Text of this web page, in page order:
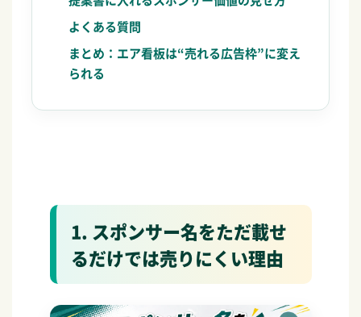
よくある質問
まとめ：エア看板は“売れる広告枠”に変え
られる
1. スポンサー名をただ載せ
るだけでは売りにくい理由